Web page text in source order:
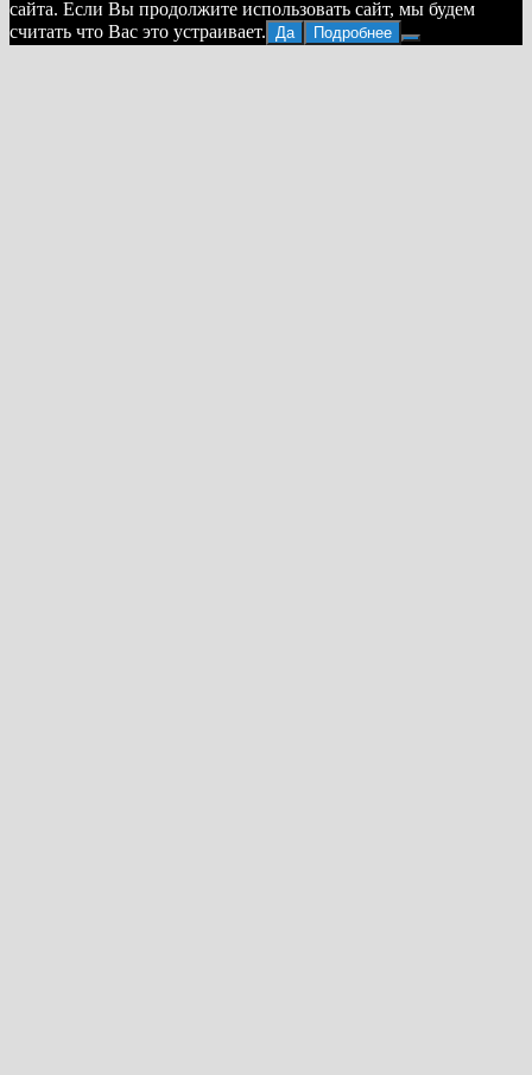
сайта. Если Вы продолжите использовать сайт, мы будем
считать что Вас это устраивает.
Да Подробнее